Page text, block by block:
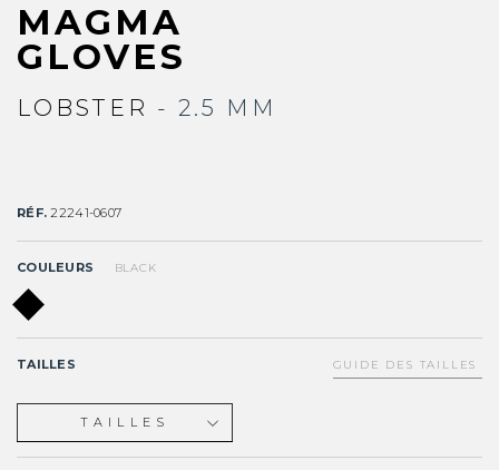
MAGMA
GLOVES
LOBSTER - 2.5 MM
RÉF. 22241-0607
COULEURS BLACK
TAILLES GUIDE DES TAILLES
TAILLES
S